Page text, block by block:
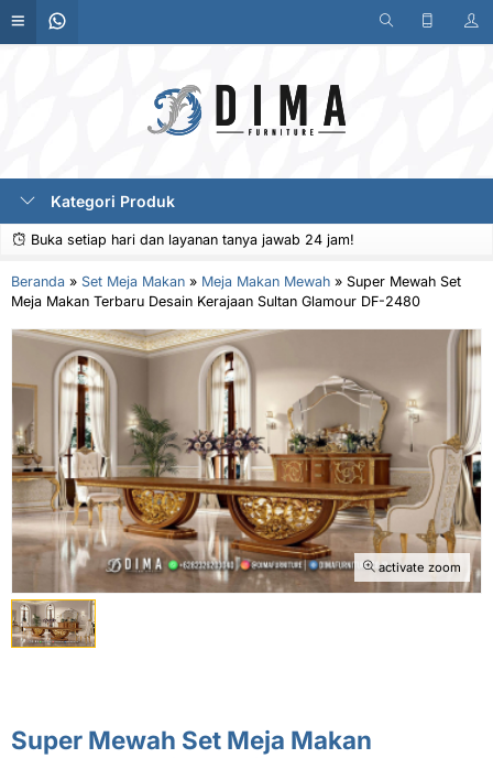
Kategori Produk
Buka setiap hari dan layanan tanya jawab 24 jam!
Beranda » Set Meja Makan » Meja Makan Mewah » Super Mewah Set
Meja Makan Terbaru Desain Kerajaan Sultan Glamour DF-2480
activate zoom
Super Mewah Set Meja Makan